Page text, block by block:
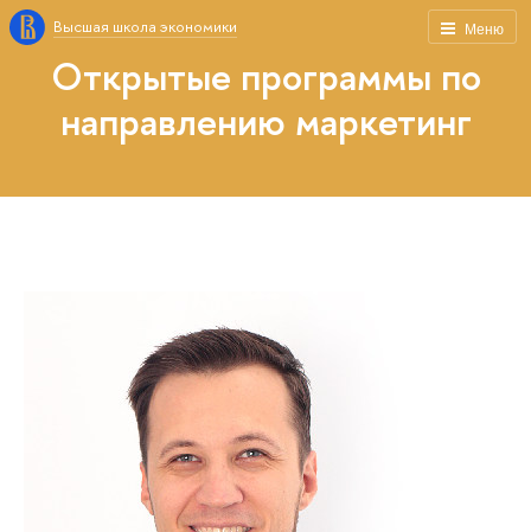
Меню
Высшая школа экономики
Открытые программы по
направлению маркетинг